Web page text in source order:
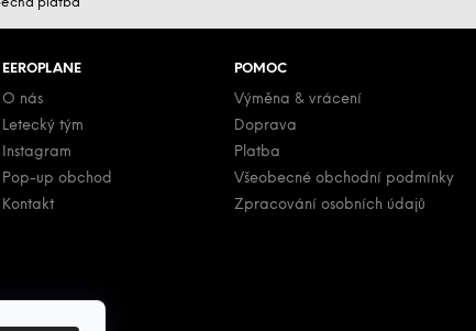
EEROPLANE
O nás
Letecký tým
Instagram
Pop-up obchod
Kontakt
POMOC
Výměna & vrácení
Doprava
Platba
Všeobecné obchodní podmínky
Zpracování osobních údajů